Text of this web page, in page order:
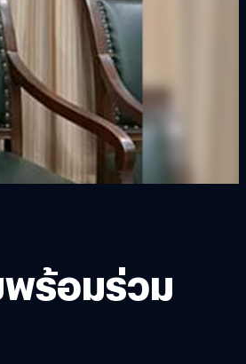
ร้อมร่วม